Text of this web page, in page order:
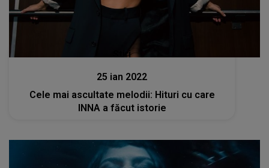
Stiri
25 ian 2022
Cele mai ascultate melodii: Hituri cu care
INNA a făcut istorie